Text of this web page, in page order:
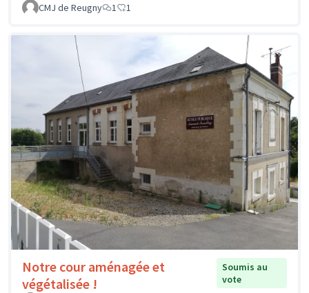
CMJ de Reugny
1 1
Notre cour aménagée et
végétalisée !
Soumis au
vote